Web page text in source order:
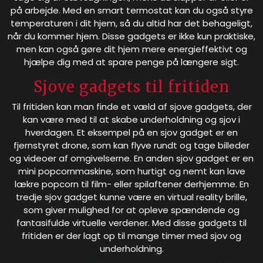
på arbejde. Med en smart termostat kan du også styre
temperaturen i dit hjem, så du altid har det behageligt,
når du kommer hjem. Disse gadgets er ikke kun praktiske,
men kan også gøre dit hjem mere energieffektivt og
hjælpe dig med at spare penge på længere sigt.
Sjove gadgets til fritiden
Til fritiden kan man finde et væld af sjove gadgets, der
kan være med til at skabe underholdning og sjov i
hverdagen. Et eksempel på en sjov gadget er en
fjernstyret drone, som kan flyve rundt og tage billeder
og videoer af omgivelserne. En anden sjov gadget er en
mini popcornmaskine, som hurtigt og nemt kan lave
lækre popcorn til film- eller spilaftener derhjemme. En
tredje sjov gadget kunne være en virtual reality brille,
som giver mulighed for at opleve spændende og
fantasifulde virtuelle verdener. Med disse gadgets til
fritiden er der lagt op til mange timer med sjov og
underholdning.